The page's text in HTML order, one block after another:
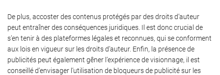
De plus, accoster des contenus protégés par des droits d’auteur
peut entraîner des conséquences juridiques. Il est donc crucial de
s’en tenir à des plateformes légales et reconnues, qui se conforment
aux lois en vigueur sur les droits d’auteur. Enfin, la présence de
publicités peut également gêner l’expérience de visionnage, il est
conseillé d’envisager l’utilisation de bloqueurs de publicité sur les